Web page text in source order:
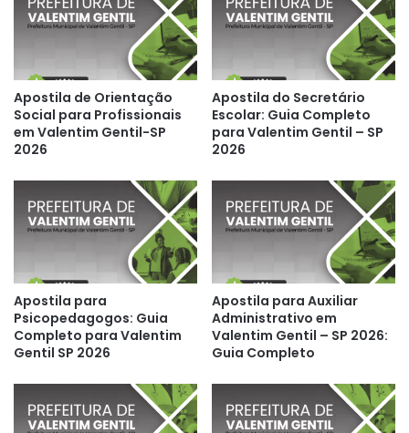
Apostila de Orientação
Social para Profissionais
em Valentim Gentil-SP
2026
Apostila do Secretário
Escolar: Guia Completo
para Valentim Gentil – SP
2026
Apostila para
Psicopedagogos: Guia
Completo para Valentim
Gentil SP 2026
Apostila para Auxiliar
Administrativo em
Valentim Gentil – SP 2026:
Guia Completo